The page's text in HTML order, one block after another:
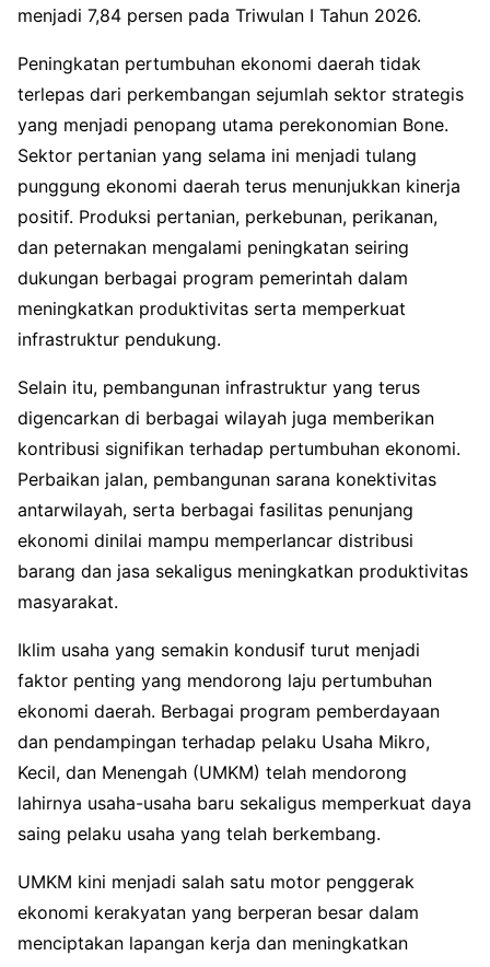
menjadi 7,84 persen pada Triwulan I Tahun 2026.
Peningkatan pertumbuhan ekonomi daerah tidak
terlepas dari perkembangan sejumlah sektor strategis
yang menjadi penopang utama perekonomian Bone.
Sektor pertanian yang selama ini menjadi tulang
punggung ekonomi daerah terus menunjukkan kinerja
positif. Produksi pertanian, perkebunan, perikanan,
dan peternakan mengalami peningkatan seiring
dukungan berbagai program pemerintah dalam
meningkatkan produktivitas serta memperkuat
infrastruktur pendukung.
Selain itu, pembangunan infrastruktur yang terus
digencarkan di berbagai wilayah juga memberikan
kontribusi signifikan terhadap pertumbuhan ekonomi.
Perbaikan jalan, pembangunan sarana konektivitas
antarwilayah, serta berbagai fasilitas penunjang
ekonomi dinilai mampu memperlancar distribusi
barang dan jasa sekaligus meningkatkan produktivitas
masyarakat.
Iklim usaha yang semakin kondusif turut menjadi
faktor penting yang mendorong laju pertumbuhan
ekonomi daerah. Berbagai program pemberdayaan
dan pendampingan terhadap pelaku Usaha Mikro,
Kecil, dan Menengah (UMKM) telah mendorong
lahirnya usaha-usaha baru sekaligus memperkuat daya
saing pelaku usaha yang telah berkembang.
UMKM kini menjadi salah satu motor penggerak
ekonomi kerakyatan yang berperan besar dalam
menciptakan lapangan kerja dan meningkatkan